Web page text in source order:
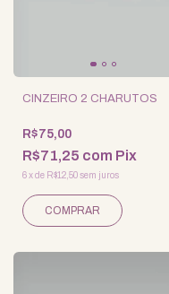
CINZEIRO 2 CHARUTOS
R$75,00
R$71,25 com Pix
6xde R$12,50sem juros